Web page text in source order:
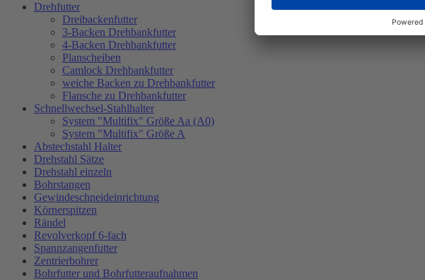
Drehfutter
Dreibackenfutter
3-Backen Drehbankfutter
4-Backen Drehbankfutter
Planscheiben
Camlock Drehbankfutter
weiche Backen zu Drehbankfutter
Flansche zu Drehbankfutter
Schnellwechsel-Stahlhalter
System "Multifix" Größe Aa (A0)
System "Multifix" Größe A
Abstechstahl Halter
Drehstahl Sätze
Drehstahl einzeln
Bohrstangen
Gewindeschneideinrichtung
Körnerspitzen
Rändel
Revolverkopf 6-fach
Spannzangenfutter
Zentrierbohrer
Bohrfutter und Bohrfutteraufnahmen